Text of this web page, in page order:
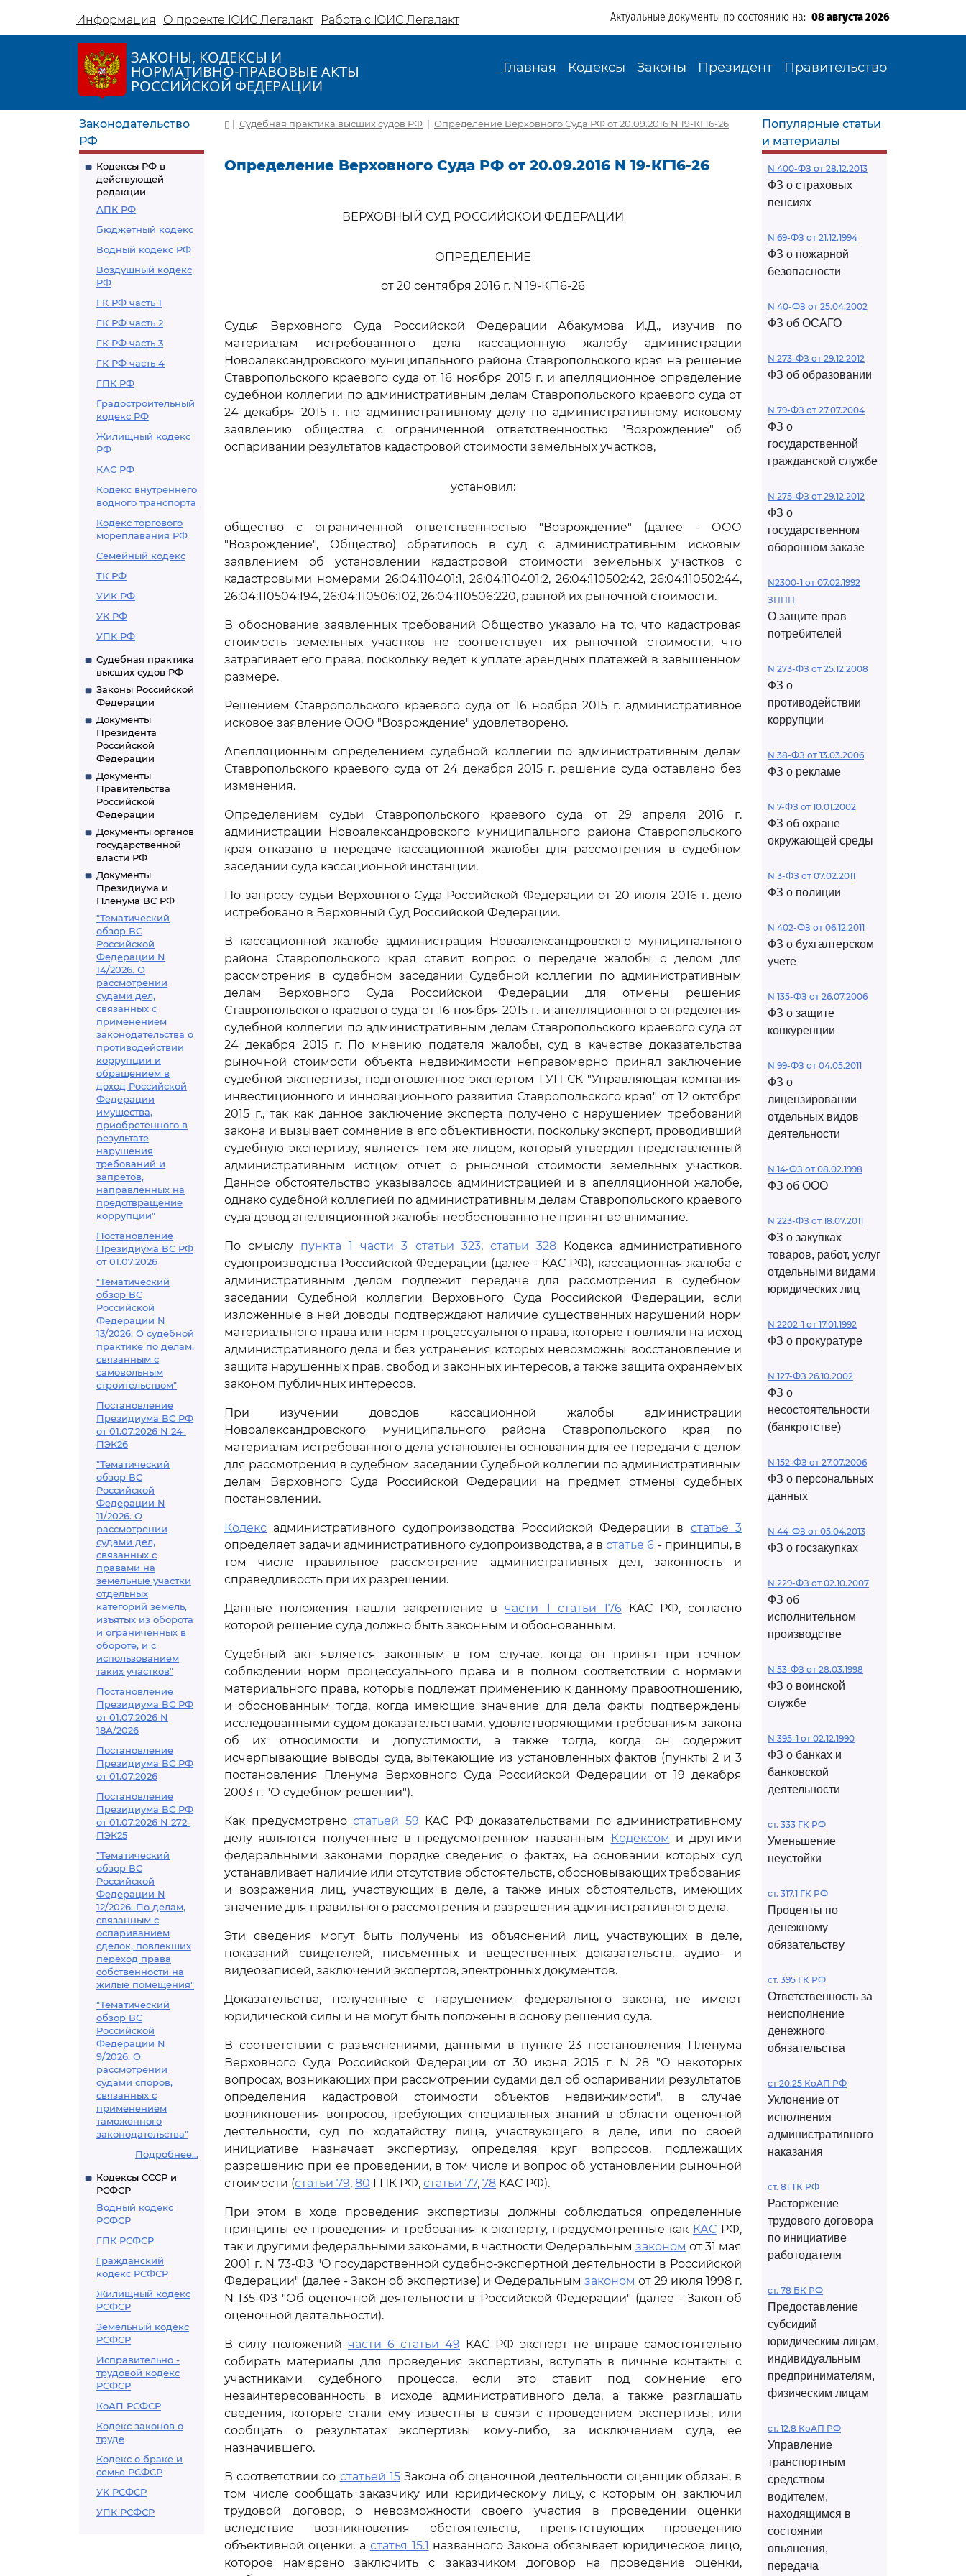
Информация О проекте ЮИС Легалакт Работа с ЮИС Легалакт Актуальные документы по состоянию на: 08 августа 2026
ЗАКОНЫ, КОДЕКСЫ И
НОРМАТИВНО-ПРАВОВЫЕ АКТЫ
РОССИЙСКОЙ ФЕДЕРАЦИИ
Главная Кодексы Законы Президент Правительство
Законодательство
РФ
Кодексы РФ в
действующей
редакции
АПК РФ
Бюджетный кодекс
Водный кодекс РФ
Воздушный кодекс
РФ
ГК РФ часть 1
ГК РФ часть 2
ГК РФ часть 3
ГК РФ часть 4
ГПК РФ
Градостроительный
кодекс РФ
Жилищный кодекс
РФ
КАС РФ
Кодекс внутреннего
водного транспорта
Кодекс торгового
мореплавания РФ
Семейный кодекс
ТК РФ
УИК РФ
УК РФ
УПК РФ
Судебная практика
высших судов РФ
Законы Российской
Федерации
Документы
Президента
Российской
Федерации
Документы
Правительства
Российской
Федерации
Документы органов
государственной
власти РФ
Документы
Президиума и
Пленума ВС РФ
"Тематический
обзор ВС
Российской
Федерации N
14/2026. О
рассмотрении
судами дел,
связанных с
применением
законодательства о
противодействии
коррупции и
обращением в
доход Российской
Федерации
имущества,
приобретенного в
результате
нарушения
требований и
запретов,
направленных на
предотвращение
коррупции"
Постановление
Президиума ВС РФ
от 01.07.2026
"Тематический
обзор ВС
Российской
Федерации N
13/2026. О судебной
практике по делам,
связанным с
самовольным
строительством"
Постановление
Президиума ВС РФ
от 01.07.2026 N 24-
ПЭК26
"Тематический
обзор ВС
Российской
Федерации N
11/2026. О
рассмотрении
судами дел,
связанных с
правами на
земельные участки
отдельных
категорий земель,
изъятых из оборота
и ограниченных в
обороте, и с
использованием
таких участков"
Постановление
Президиума ВС РФ
от 01.07.2026 N
18А/2026
Постановление
Президиума ВС РФ
от 01.07.2026
Постановление
Президиума ВС РФ
от 01.07.2026 N 272-
ПЭК25
"Тематический
обзор ВС
Российской
Федерации N
12/2026. По делам,
связанным с
оспариванием
сделок, повлекших
переход права
собственности на
жилые помещения"
"Тематический
обзор ВС
Российской
Федерации N
9/2026. О
рассмотрении
судами споров,
связанных с
применением
таможенного
законодательства"
Подробнее...
Кодексы СССР и
РСФСР
Водный кодекс
РСФСР
ГПК РСФСР
Гражданский
кодекс РСФСР
Жилищный кодекс
РСФСР
Земельный кодекс
РСФСР
Исправительно -
трудовой кодекс
РСФСР
КоАП РСФСР
Кодекс законов о
труде
Кодекс о браке и
семье РСФСР
УК РСФСР
УПК РСФСР
| Судебная практика высших судов РФ | Определение Верховного Суда РФ от 20.09.2016 N 19-КГ16-26
Определение Верховного Суда РФ от 20.09.2016 N 19-КГ16-26
ВЕРХОВНЫЙ СУД РОССИЙСКОЙ ФЕДЕРАЦИИ
ОПРЕДЕЛЕНИЕ
от 20 сентября 2016 г. N 19-КГ16-26
Судья Верховного Суда Российской Федерации Абакумова И.Д., изучив по
материалам истребованного дела кассационную жалобу администрации
Новоалександровского муниципального района Ставропольского края на решение
Ставропольского краевого суда от 16 ноября 2015 г. и апелляционное определение
судебной коллегии по административным делам Ставропольского краевого суда от
24 декабря 2015 г. по административному делу по административному исковому
заявлению общества с ограниченной ответственностью "Возрождение" об
оспаривании результатов кадастровой стоимости земельных участков,
установил:
общество с ограниченной ответственностью "Возрождение" (далее - ООО
"Возрождение", Общество) обратилось в суд с административным исковым
заявлением об установлении кадастровой стоимости земельных участков с
кадастровыми номерами 26:04:110401:1, 26:04:110401:2, 26:04:110502:42, 26:04:110502:44,
26:04:110504:194, 26:04:110506:102, 26:04:110506:220, равной их рыночной стоимости.
В обоснование заявленных требований Общество указало на то, что кадастровая
стоимость земельных участков не соответствует их рыночной стоимости, что
затрагивает его права, поскольку ведет к уплате арендных платежей в завышенном
размере.
Решением Ставропольского краевого суда от 16 ноября 2015 г. административное
исковое заявление ООО "Возрождение" удовлетворено.
Апелляционным определением судебной коллегии по административным делам
Ставропольского краевого суда от 24 декабря 2015 г. решение суда оставлено без
изменения.
Определением судьи Ставропольского краевого суда от 29 апреля 2016 г.
администрации Новоалександровского муниципального района Ставропольского
края отказано в передаче кассационной жалобы для рассмотрения в судебном
заседании суда кассационной инстанции.
По запросу судьи Верховного Суда Российской Федерации от 20 июля 2016 г. дело
истребовано в Верховный Суд Российской Федерации.
В кассационной жалобе администрация Новоалександровского муниципального
района Ставропольского края ставит вопрос о передаче жалобы с делом для
рассмотрения в судебном заседании Судебной коллегии по административным
делам Верховного Суда Российской Федерации для отмены решения
Ставропольского краевого суда от 16 ноября 2015 г. и апелляционного определения
судебной коллегии по административным делам Ставропольского краевого суда от
24 декабря 2015 г. По мнению подателя жалобы, суд в качестве доказательства
рыночной стоимости объекта недвижимости неправомерно принял заключение
судебной экспертизы, подготовленное экспертом ГУП СК "Управляющая компания
инвестиционного и инновационного развития Ставропольского края" от 12 октября
2015 г., так как данное заключение эксперта получено с нарушением требований
закона и вызывает сомнение в его объективности, поскольку эксперт, проводивший
судебную экспертизу, является тем же лицом, который утвердил представленный
административным истцом отчет о рыночной стоимости земельных участков.
Данное обстоятельство указывалось администрацией и в апелляционной жалобе,
однако судебной коллегией по административным делам Ставропольского краевого
суда довод апелляционной жалобы необоснованно не принят во внимание.
По смыслу пункта 1 части 3 статьи 323, статьи 328Кодекса административного
судопроизводства Российской Федерации (далее - КАС РФ), кассационная жалоба с
административным делом подлежит передаче для рассмотрения в судебном
заседании Судебной коллегии Верховного Суда Российской Федерации, если
изложенные в ней доводы подтверждают наличие существенных нарушений норм
материального права или норм процессуального права, которые повлияли на исход
административного дела и без устранения которых невозможны восстановление и
защита нарушенных прав, свобод и законных интересов, а также защита охраняемых
законом публичных интересов.
При изучении доводов кассационной жалобы администрации
Новоалександровского муниципального района Ставропольского края по
материалам истребованного дела установлены основания для ее передачи с делом
для рассмотрения в судебном заседании Судебной коллегии по административным
делам Верховного Суда Российской Федерации на предмет отмены судебных
постановлений.
Кодекс административного судопроизводства Российской Федерации в статье 3
определяет задачи административного судопроизводства, а встатье 6 - принципы, в
том числе правильное рассмотрение административных дел, законность и
справедливость при их разрешении.
Данные положения нашли закрепление вчасти 1 статьи 176КАС РФ, согласно
которой решение суда должно быть законным и обоснованным.
Судебный акт является законным в том случае, когда он принят при точном
соблюдении норм процессуального права и в полном соответствии с нормами
материального права, которые подлежат применению к данному правоотношению,
и обоснованным тогда, когда имеющие значение для дела факты подтверждены
исследованными судом доказательствами, удовлетворяющими требованиям закона
об их относимости и допустимости, а также тогда, когда он содержит
исчерпывающие выводы суда, вытекающие из установленных фактов (пункты 2 и 3
постановления Пленума Верховного Суда Российской Федерации от 19 декабря
2003 г. "О судебном решении").
Как предусмотрено статьей 59 КАС РФ доказательствами по административному
делу являются полученные в предусмотренном названным
Кодексом и другими
федеральными законами порядке сведения о фактах, на основании которых суд
устанавливает наличие или отсутствие обстоятельств, обосновывающих требования
и возражения лиц, участвующих в деле, а также иных обстоятельств, имеющих
значение для правильного рассмотрения и разрешения административного дела.
Эти сведения могут быть получены из объяснений лиц, участвующих в деле,
показаний свидетелей, письменных и вещественных доказательств, аудио- и
видеозаписей, заключений экспертов, электронных документов.
Доказательства, полученные с нарушением федерального закона, не имеют
юридической силы и не могут быть положены в основу решения суда.
В соответствии с разъяснениями, данными в пункте 23 постановления Пленума
Верховного Суда Российской Федерации от 30 июня 2015 г. N 28 "О некоторых
вопросах, возникающих при рассмотрении судами дел об оспаривании результатов
определения кадастровой стоимости объектов недвижимости", в случае
возникновения вопросов, требующих специальных знаний в области оценочной
деятельности, суд по ходатайству лица, участвующего в деле, или по своей
инициативе назначает экспертизу, определяя круг вопросов, подлежащих
разрешению при ее проведении, в том числе и вопрос об установлении рыночной
стоимости (статьи 79, 80 ГПК РФ, статьи 77, 78 КАС РФ).
При этом в ходе проведения экспертизы должны соблюдаться определенные
принципы ее проведения и требования к эксперту, предусмотренные как КАСРФ,
так и другими федеральными законами, в частности Федеральным законом от 31 мая
2001 г. N 73-ФЗ "О государственной судебно-экспертной деятельности в Российской
Федерации" (далее - Закон об экспертизе) и Федеральным законом от 29 июля 1998 г.
N 135-ФЗ "Об оценочной деятельности в Российской Федерации" (далее - Закон об
оценочной деятельности).
В силу положений части 6 статьи 49 КАС РФ эксперт не вправе самостоятельно
собирать материалы для проведения экспертизы, вступать в личные контакты с
участниками судебного процесса, если это ставит под сомнение его
незаинтересованность в исходе административного дела, а также разглашать
сведения, которые стали ему известны в связи с проведением экспертизы, или
сообщать о результатах экспертизы кому-либо, за исключением суда, ее
назначившего.
В соответствии со статьей 15Закона об оценочной деятельности оценщик обязан, в
том числе сообщать заказчику или юридическому лицу, с которым он заключил
трудовой договор, о невозможности своего участия в проведении оценки
вследствие возникновения обстоятельств, препятствующих проведению
объективной оценки, а статья 15.1 названного Закона обязывает юридическое лицо,
которое намерено заключить с заказчиком договор на проведение оценки,
Популярные статьи
и материалы
N 400-ФЗ от 28.12.2013
ФЗ о страховых
пенсиях
N 69-ФЗ от 21.12.1994
ФЗ о пожарной
безопасности
N 40-ФЗ от 25.04.2002
ФЗ об ОСАГО
N 273-ФЗ от 29.12.2012
ФЗ об образовании
N 79-ФЗ от 27.07.2004
ФЗ о
государственной
гражданской службе
N 275-ФЗ от 29.12.2012
ФЗ о
государственном
оборонном заказе
N2300-1 от 07.02.1992
ЗППП
О защите прав
потребителей
N 273-ФЗ от 25.12.2008
ФЗ о
противодействии
коррупции
N 38-ФЗ от 13.03.2006
ФЗ о рекламе
N 7-ФЗ от 10.01.2002
ФЗ об охране
окружающей среды
N 3-ФЗ от 07.02.2011
ФЗ о полиции
N 402-ФЗ от 06.12.2011
ФЗ о бухгалтерском
учете
N 135-ФЗ от 26.07.2006
ФЗ о защите
конкуренции
N 99-ФЗ от 04.05.2011
ФЗ о
лицензировании
отдельных видов
деятельности
N 14-ФЗ от 08.02.1998
ФЗ об ООО
N 223-ФЗ от 18.07.2011
ФЗ о закупках
товаров, работ, услуг
отдельными видами
юридических лиц
N 2202-1 от 17.01.1992
ФЗ о прокуратуре
N 127-ФЗ 26.10.2002
ФЗ о
несостоятельности
(банкротстве)
N 152-ФЗ от 27.07.2006
ФЗ о персональных
данных
N 44-ФЗ от 05.04.2013
ФЗ о госзакупках
N 229-ФЗ от 02.10.2007
ФЗ об
исполнительном
производстве
N 53-ФЗ от 28.03.1998
ФЗ о воинской
службе
N 395-1 от 02.12.1990
ФЗ о банках и
банковской
деятельности
ст. 333 ГК РФ
Уменьшение
неустойки
ст. 317.1 ГК РФ
Проценты по
денежному
обязательству
ст. 395 ГК РФ
Ответственность за
неисполнение
денежного
обязательства
ст 20.25 КоАП РФ
Уклонение от
исполнения
административного
наказания
ст. 81 ТК РФ
Расторжение
трудового договора
по инициативе
работодателя
ст. 78 БК РФ
Предоставление
субсидий
юридическим лицам,
индивидуальным
предпринимателям,
физическим лицам
ст. 12.8 КоАП РФ
Управление
транспортным
средством
водителем,
находящимся в
состоянии
опьянения,
передача